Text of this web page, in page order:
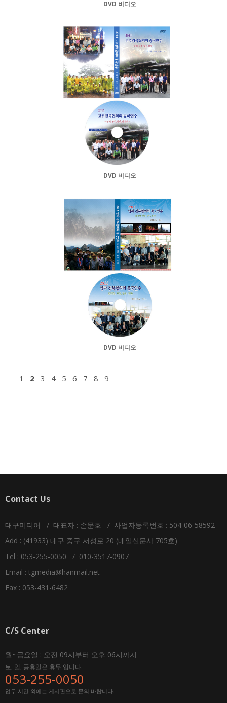
DVD 비디오
DVD 비디오
DVD 비디오
1 2 3 4 5 6 7 8 9
Contact Us
대구미디어 / 대표자 : 손문호 / 사업자등록번호 : 504-06-58592
Add : (41933) 대구 중구 서성로 20 (매일신문사 705호)
Tel : 053-255-0050 / 010-3517-0907
Email : tgmedia@hanmail.net
Fax : 053-431-6482
C/S Center
월~금요일 : 오전 09시부터 오후 06시까지
토, 일, 공휴일은 휴무 입니다.
053-255-0050
업무 시간 외에는 게시판으로 문의 바랍니다.